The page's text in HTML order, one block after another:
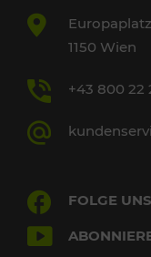
1150 Wien
+43 800 22
FOLGE